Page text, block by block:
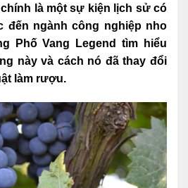
là một sự kiện lịch sử có
đến ngành công nghiệp nho
Phố Vang Legend tìm hiểu
này và cách nó đã thay đổi
làm rượu.